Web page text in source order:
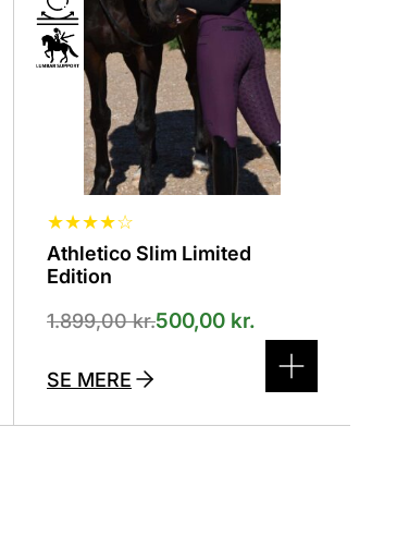
★★★★☆
Athletico Slim Limited
Edition
1.899,00kr.500,00 kr.
vælges
på
varesiden
SE MERE